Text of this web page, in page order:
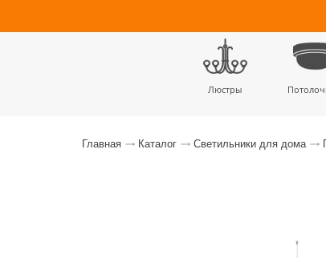
Люстры
Главная Каталог Светильники для дома